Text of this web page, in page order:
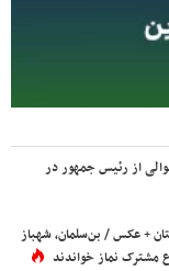
از رئیس جمهور در
+ عکس / بن‌سلمان، شهباز
مشترک نماز خواندند